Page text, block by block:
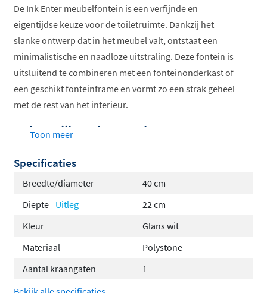
De Ink Enter meubelfontein is een verfijnde en
eigentijdse keuze voor de toiletruimte. Dankzij het
slanke ontwerp dat in het meubel valt, ontstaat een
minimalistische en naadloze uitstraling. Deze fontein is
uitsluitend te combineren met een fonteinonderkast of
een geschikt fonteinframe en vormt zo een strak geheel
met de rest van het interieur.
Belangrijkste kenmerken:
Minimalistisch design
onderkast, wat zorgt voor een subtiel en elegant
Ruimtebewust ontwerp
: Door de verzonken
plaatsing lever je iets in op hoogte, maar krijg je
een strakke, moderne look terug.
zonder kraangat) als de afvoer zijn universeel
Toon meer
Specificaties
Breedte/diameter
40 cm
Diepte Uitleg
22 cm
Kleur
Glans wit
Materiaal
Polystone
Aantal kraangaten
1